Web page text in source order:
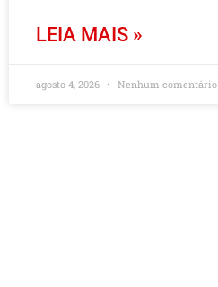
LEIA MAIS »
agosto 4, 2026 Nenhum comentário